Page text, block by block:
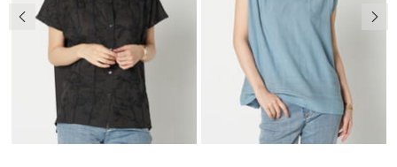
前の画像